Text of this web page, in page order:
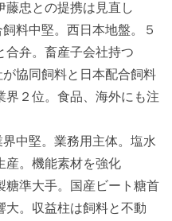
藤忠との提携は見直し
料中堅。西日本地盤。５
合弁。畜産子会社持つ
協同飼料と日本配合飼料
界２位。食品、海外にも注
中堅。業務用主体。塩水
産。機能素材を強化
準大手。国産ビート糖首
大。収益柱は飼料と不動